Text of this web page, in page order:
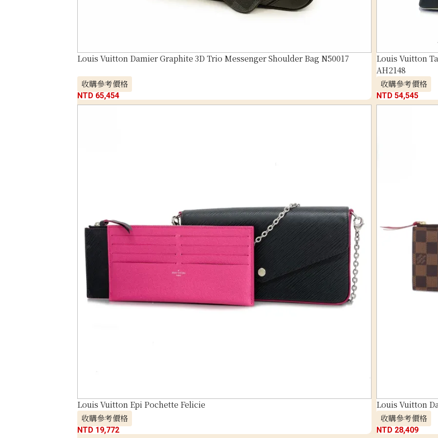
Louis Vuitton Damier Graphite 3D Trio Messenger Shoulder Bag N50017
收購參考價格
NTD 65,454
Louis Vuitton
AH2148
收購參考價格
NTD 54,545
Louis Vuitton Epi Pochette Felicie
收購參考價格
NTD 19,772
Louis Vuitton
收購參考價格
NTD 28,409